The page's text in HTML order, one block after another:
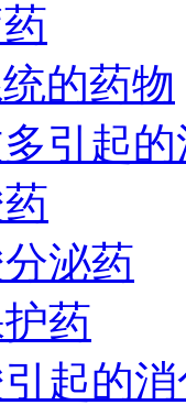
的药物
引起
泌药
药
起的